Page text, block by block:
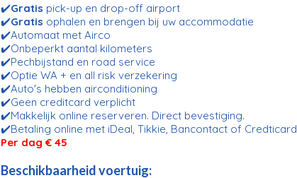
✔️Gratis pick-up en drop-off airport
✔️Gratis ophalen en brengen bij uw accommodatie
✔️Automaat met Airco
✔️Onbeperkt aantal kilometers
✔️Pechbijstand en road service
✔️Optie WA + en all risk verzekering
✔️Auto's hebben airconditioning
✔️Geen creditcard verplicht
✔️Makkelijk online reserveren. Direct bevestiging.
✔️Betaling online met iDeal, Tikkie, Bancontact of Credticard
Per dag€ 45
Beschikbaarheid voertuig: